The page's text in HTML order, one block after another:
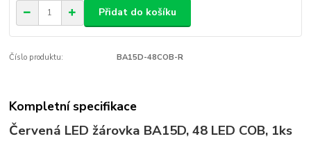
Přidat do košíku
Číslo produktu: BA15D-48COB-R
Kompletní specifikace
Červená LED žárovka BA15D, 48 LED COB, 1ks